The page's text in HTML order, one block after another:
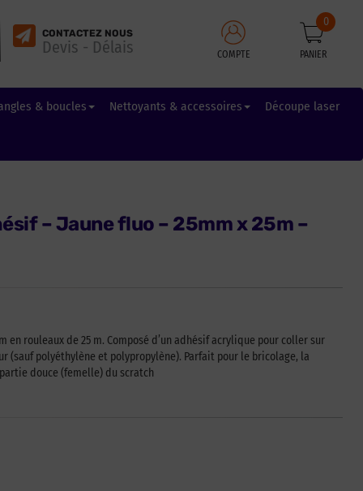
CONTACTEZ NOUS
Devis - Délais COMPTE PANIER
0
& boucles Nettoyants & accessoires Découpe laser
– Jaune fluo – 25mm x 25m –
en rouleaux de 25 m. Composé d’un adhésif acrylique pour coller sur
(sauf polyéthylène et polypropylène). Parfait pour le bricolage, la
douce (femelle) du scratch